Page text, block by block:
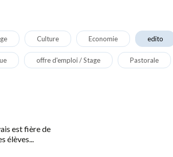
Culture Economie edito
offre d'emploi / Stage Pastorale
est fière de
élèves...